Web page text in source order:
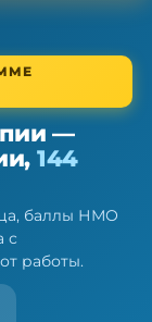
—
—
144
баллы НМО
с
работы.